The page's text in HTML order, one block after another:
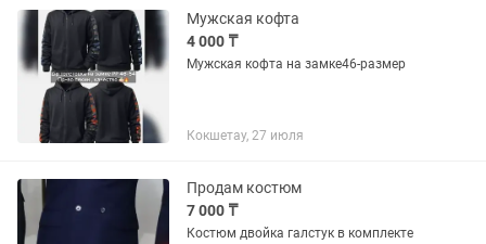
Мужская кофта
4 000 ₸
Мужская кофта на замке46-размер
Кокшетау, 27 июля
Продам костюм
7 000 ₸
Костюм двойка галстук в комплекте